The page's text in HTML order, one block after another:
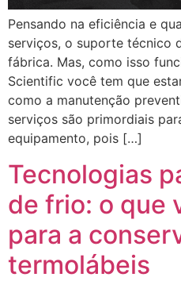
Pensando na eficiência e
serviços, o suporte técnico
fábrica. Mas, como isso
Scientific você tem que
como a manutenção
serviços são primordiais
equipamento, pois […]
Tecnologias
de frio: o que
para a
termolábeis